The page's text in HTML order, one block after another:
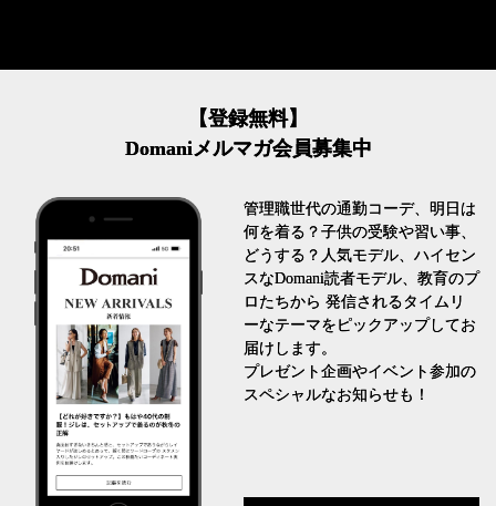
【登録無料】
Domaniメルマガ会員募集中
管理職世代の通勤コーデ、明日は
何を着る？子供の受験や習い事、
どうする？人気モデル、ハイセン
スなDomani読者モデル、教育のプ
ロたちから 発信されるタイムリ
ーなテーマをピックアップしてお
届けします。
プレゼント企画やイベント参加の
スペシャルなお知らせも！